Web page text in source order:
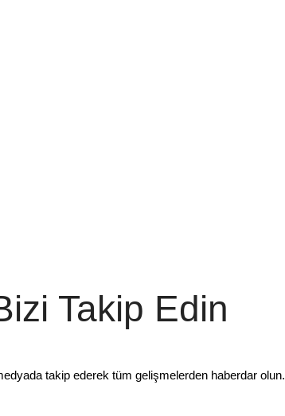
Takip Edin
takip ederek tüm gelişmelerden haberdar olun.